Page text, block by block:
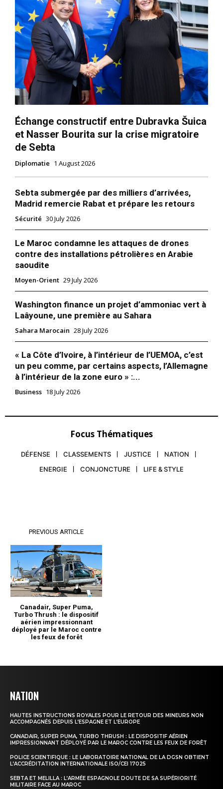
NATION
HAUTES INSTRUCTIONS ROYALES POUR LE RETOUR DES MINEURS NON
ACCOMPAGNÉS DEPUIS L’ESPAGNE ET L’EUROPE
CANADAIR, SUPER PUMA, TURBO THRUSH : LE DISPOSITIF AÉRIEN
IMPRESSIONNANT DÉPLOYÉ PAR LE MAROC CONTRE LES FEUX DE FORÊT
POLICE SCIENTIFIQUE : LE LABORATOIRE NATIONAL DE LA DGSN OBTIENT
L’ACCRÉDITATION INTERNATIONALE ISO/CEI 17025
SEBTA ET MELILLA : L’ARMÉE ESPAGNOLE DOUTE DE SA SUPÉRIORITÉ
MILITAIRE FACE AU MAROC